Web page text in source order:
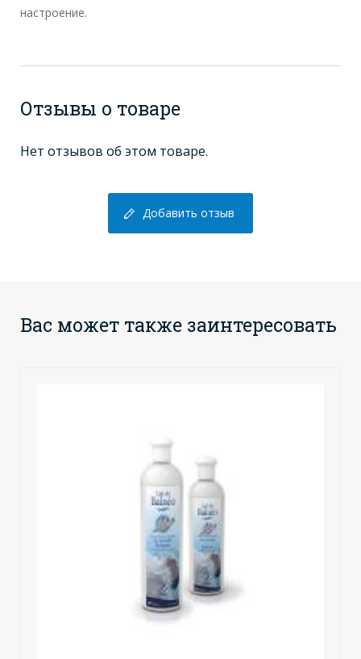
настроение.
Отзывы о товаре
Нет отзывов об этом товаре.
Добавить отзыв
Вас может также заинтересовать